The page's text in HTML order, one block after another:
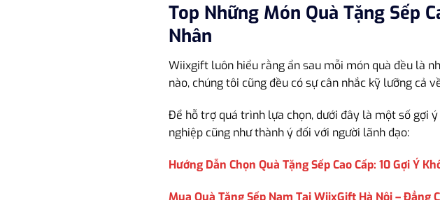
Top Những Món Quà Tặng Sếp
Nhân
Wiixgift luôn hiểu rằng ẩn sau mỗi món quà đều là
nào, chúng tôi cũng đều có sự cân nhắc kỹ lưỡng cả
Để hỗ trợ quá trình lựa chọn, dưới đây là một số gợi
nghiệp cũng như thành ý đối với người lãnh đạo:
Hướng Dẫn Chọn Quà Tặng Sếp Cao Cấp: 10 Gợi Ý
Mua Quà Tặng Sếp Nam Tại WiixGift Hà Nội – Đẳng